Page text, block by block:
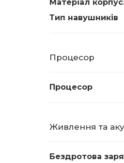
Матеріал
Тип навушників
Процесор
Процесор
Живлення та
Бездротова